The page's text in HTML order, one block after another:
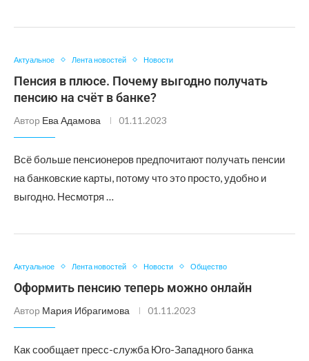
Актуальное Лента новостей Новости
Пенсия в плюсе. Почему выгодно получать
пенсию на счёт в банке?
Автор Ева Адамова 01.11.2023
Всё больше пенсионеров предпочитают получать пенсии
на банковские карты, потому что это просто, удобно и
выгодно. Несмотря …
Актуальное Лента новостей Новости Общество
Оформить пенсию теперь можно онлайн
Автор Мария Ибрагимова 01.11.2023
Как сообщает пресс-служба Юго-Западного банка